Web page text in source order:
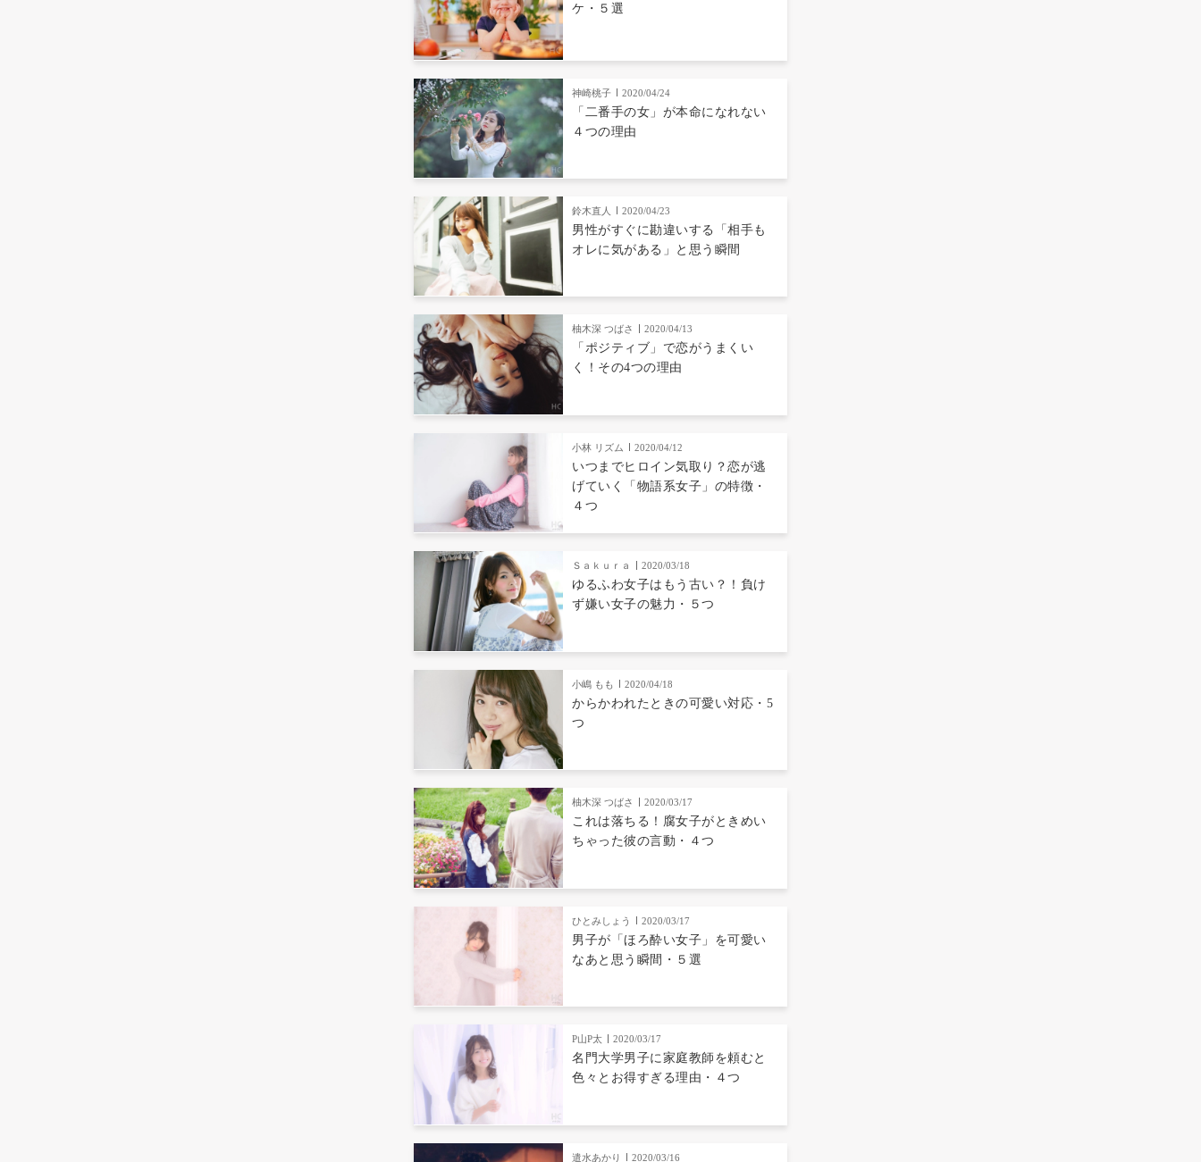
ケ・５選
神崎桃子 2020/04/24
「二番手の女」が本命になれない
４つの理由
鈴木直人 2020/04/23
男性がすぐに勘違いする「相手も
オレに気がある」と思う瞬間
柚木深 つばさ 2020/04/13
「ポジティブ」で恋がうまくい
く！その4つの理由
小林 リズム 2020/04/12
いつまでヒロイン気取り？恋が逃
げていく「物語系女子」の特徴・
４つ
Ｓａｋｕｒａ 2020/03/18
ゆるふわ女子はもう古い？！負け
ず嫌い女子の魅力・５つ
小嶋 もも 2020/04/18
からかわれたときの可愛い対応・5
つ
柚木深 つばさ 2020/03/17
これは落ちる！腐女子がときめい
ちゃった彼の言動・４つ
ひとみしょう 2020/03/17
男子が「ほろ酔い女子」を可愛い
なあと思う瞬間・５選
P山P太 2020/03/17
名門大学男子に家庭教師を頼むと
色々とお得すぎる理由・４つ
遣水あかり 2020/03/16